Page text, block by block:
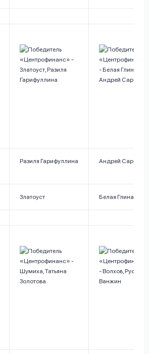
Разиля Гарифуллина Андрей Саратов
Златоуст Белая Глина